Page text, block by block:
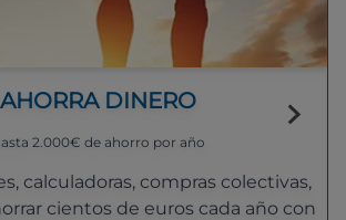
AHORRA DINERO
2.000€ de ahorro por año
calculadoras, compras colectivas,
cientos de euros cada año con